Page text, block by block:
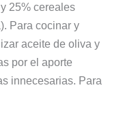
25% cereales
Para cocinar y
aceite de oliva y
por el aporte
innecesarias. Para